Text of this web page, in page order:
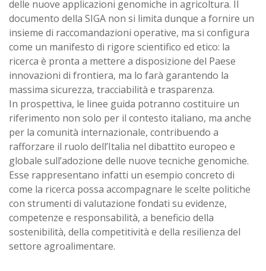
delle nuove applicazioni genomiche in agricoltura. Il
documento della SIGA non si limita dunque a fornire un
insieme di raccomandazioni operative, ma si configura
come un manifesto di rigore scientifico ed etico: la
ricerca è pronta a mettere a disposizione del Paese
innovazioni di frontiera, ma lo farà garantendo la
massima sicurezza, tracciabilità e trasparenza.
In prospettiva, le linee guida potranno costituire un
riferimento non solo per il contesto italiano, ma anche
per la comunità internazionale, contribuendo a
rafforzare il ruolo dell’Italia nel dibattito europeo e
globale sull’adozione delle nuove tecniche genomiche.
Esse rappresentano infatti un esempio concreto di
come la ricerca possa accompagnare le scelte politiche
con strumenti di valutazione fondati su evidenze,
competenze e responsabilità, a beneficio della
sostenibilità, della competitività e della resilienza del
settore agroalimentare.